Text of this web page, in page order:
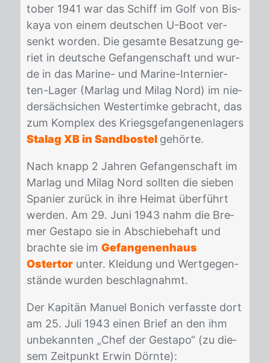
to­ber 1941 war das Schiff im Golf von Bis­
ka­ya von ei­nem deut­schen U-Boot ver­
senkt wor­den. Die ge­sam­te Be­sat­zung ge­
riet in deut­sche Ge­fan­gen­schaft und wur­
de in das Ma­ri­ne- und Ma­ri­ne-In­ter­nier­
ten-La­ger (Mar­lag und Mi­lag Nord) im nie­
der­säch­si­chen Wes­ter­tim­ke ge­bracht, das
zum Kom­plex des Kriegs­ge­fan­ge­nen­la­gers
Stalag XB in Sandbostel ge­hör­te.
Nach knapp 2 Jah­ren Ge­fan­gen­schaft im
Mar­lag und Mi­lag Nord soll­ten die sie­ben
Spa­ni­er zu­rück in ihre Hei­mat über­führt
wer­den. Am 29. Juni 1943 nahm die Bre­
mer Ge­sta­po sie in Ab­schie­be­haft und
brach­te sie im Gefangenenhaus
Ostertor un­ter. Klei­dung und Wert­ge­gen­
stän­de wur­den be­schlag­nahmt.
Der Ka­pi­tän Ma­nu­el Bo­nich ver­fass­te dort
am 25. Juli 1943 ei­nen Brief an den ihm
un­be­kann­ten „Chef der Ge­sta­po“ (zu die­
sem Zeit­punkt Er­win Dörn­te):